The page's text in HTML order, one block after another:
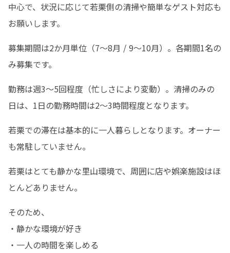
中心で、状況に応じて若栗側の清掃や簡単なゲスト対応も
お願いします。
募集期間は2か月単位（7〜8月 / 9〜10月）。各期間1名の
み募集です。
勤務は週3〜5回程度（忙しさにより変動）。清掃のみの
日は、1日の勤務時間は2〜3時間程度となります。
若栗での滞在は基本的に一人暮らしとなります。オーナー
も常駐していません。
若栗はとても静かな里山環境で、周囲に店や娯楽施設はほ
とんどありません。
そのため、
・静かな環境が好き
・一人の時間を楽しめる